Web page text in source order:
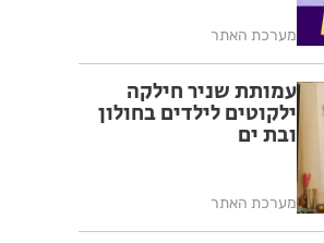
מערכת האתר
עמותת שניר חילקה
ילקוטים לילדים בחולון
ובת ים
מערכת האתר